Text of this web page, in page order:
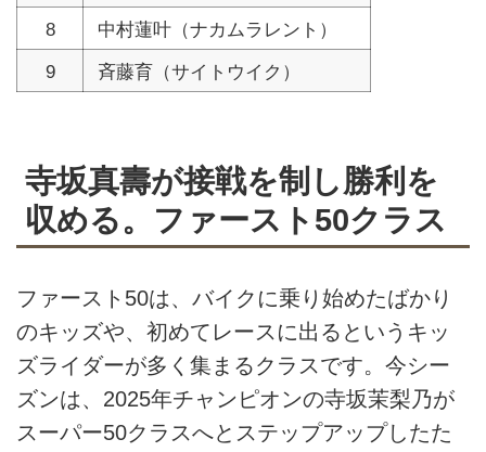
8
中村蓮叶（ナカムラレント）
9
斉藤育（サイトウイク）
寺坂真壽が接戦を制し勝利を
収める。ファースト50クラス
ファースト50は、バイクに乗り始めたばかり
のキッズや、初めてレースに出るというキッ
ズライダーが多く集まるクラスです。今シー
ズンは、2025年チャンピオンの寺坂茉梨乃が
スーパー50クラスへとステップアップしたた